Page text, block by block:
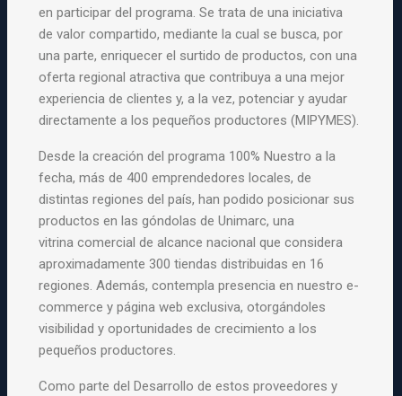
en participar del programa. Se trata de una iniciativa
devalor compartido, mediante la cual se busca, por
una parte, enriquecerel surtido de productos, con una
oferta regional atractiva quecontribuya a una mejor
experiencia de clientes y, a la vez, potenciary ayudar
directamente a los pequeños productores (MIPYMES).
Desde la creación del programa 100% Nuestro a la
fecha, más de 400emprendedores locales, de
distintas regiones del país, han podidoposicionar sus
productos en las góndolas de Unimarc, una
vitrinacomercial de alcance nacional que considera
aproximadamente 300tiendas distribuidas en 16
regiones. Además, contempla presencia ennuestro e-
commerce y página web exclusiva, otorgándoles
visibilidad yoportunidades de crecimiento a los
pequeños productores.
Como parte del Desarrollo de estos proveedores y